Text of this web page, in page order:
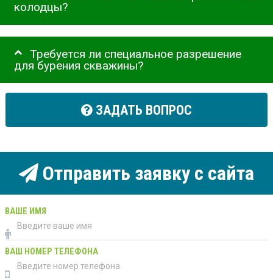
колодцы?
Требуется ли специальное разрешение
для бурения скважины?
ЗАДАТЬ ВОПРОС
Отправить заявку с сайта
ВАШЕ ИМЯ
ВАШ НОМЕР ТЕЛЕФОНА